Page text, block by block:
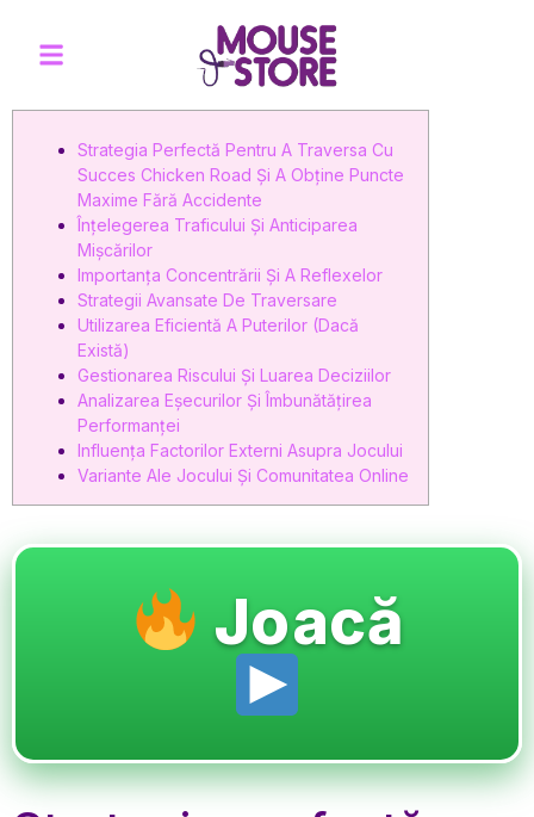
Strategia Perfectă Pentru A Traversa Cu
Succes Chicken Road Și A Obține Puncte
Maxime Fără Accidente
Înțelegerea Traficului Și Anticiparea
Mișcărilor
Importanța Concentrării Și A Reflexelor
Strategii Avansate De Traversare
Utilizarea Eficientă A Puterilor (Dacă
Există)
Gestionarea Riscului Și Luarea Deciziilor
Analizarea Eșecurilor Și Îmbunătățirea
Performanței
Influența Factorilor Externi Asupra Jocului
Variante Ale Jocului Și Comunitatea Online
Joacă